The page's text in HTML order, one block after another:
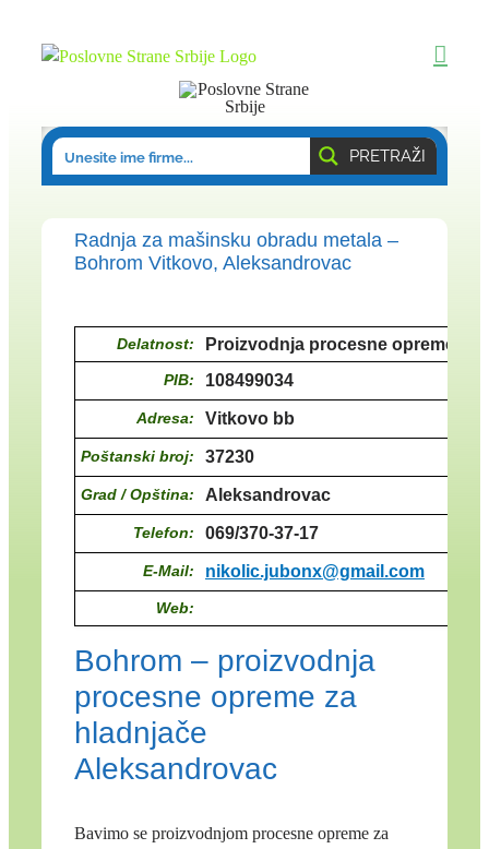
PRETRAŽI
Radnja za mašinsku obradu metala –
Bohrom Vitkovo, Aleksandrovac
Delatnost: Proizvodnja procesne opreme za
PIB: 108499034
Adresa: Vitkovo bb
Poštanski broj: 37230
Grad / Opština: Aleksandrovac
Telefon: 069/370-37-17
E-Mail: nikolic.jubonx@gmail.com
Web:
Bohrom – proizvodnja
procesne opreme za
hladnjače
Aleksandrovac
Bavimo se proizvodnjom procesne opreme za